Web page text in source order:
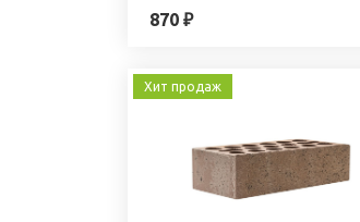
870 ₽
Хит продаж